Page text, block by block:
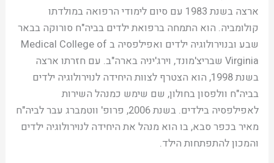
ארצה בשנת 1983 עם סיום לימודי הרפואה במולדתו
קולומביה. הוא התמחה ברפואת ילדים בביה"ח סורוקה בבאר
שבע ובנוירולוגיה ילדים ואפילפסיה ב Medical College of
Virginia שבריצ'מונד, וירג'יניה בארה"ב. עם חזרתו ארצה
בשנת 1998, הוא הצטרף לצוות היחידה לנוירולוגיה ילדים
בביה"ח וולפסון בחולון, שם שימש כמנהל השירות
לאפילפסיה בילדים. בשנת 2006, פרופ' ווטמברג עבר לביה"ח
מאיר בכפר סבא, בו הוא מנהל את היחידה לנוירולוגיה ילדים
והמכון להתפתחות הילד.